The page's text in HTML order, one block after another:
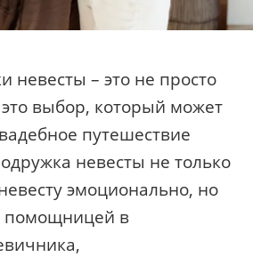
невесты – это не просто
выбор, который может
путешествие
невесты не только
эмоционально, но
помощницей в